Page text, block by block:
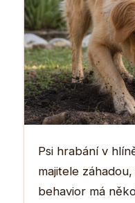
Psi hrabání v
majitele
behavior má